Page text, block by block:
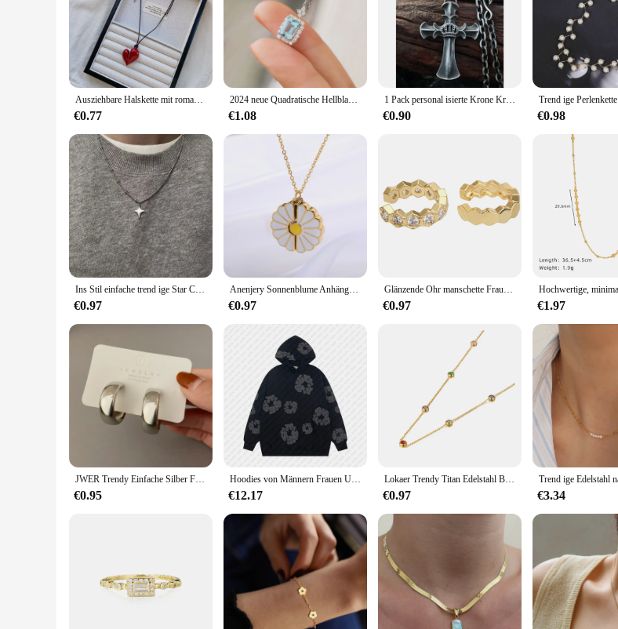
Ausziehbare Halskette mit romantischem Herz-Anhänger, Kordelzug, Vintage-Mode, Halsband, ästhetisches, unregelmäßiges Pullover-Ketten-Accessoire
€0.77
2024 neue Quadratische Hellblaue Zirkon Halskette frauen, Verlobung, Hochzeit Zubehör Brillante Anhänger Mode Schmuck
€1.08
1 Pack personal isierte Krone Kreuz Anhänger Kette Herren Retro Hip Hop Ins Mode Halskette trend ige Nische Party Accessoires Großhandel
€0.90 €0.98
Ins Stil einfache trend ige Star Choker Halskette Anhänger Halskette Pullover Kette für Frauen Männer Mode Party Schmuck Accessoires
€0.97
Anenjery Sonnenblume Anhänger Halskette für Frauen Mädchen trend ige Luxus kette Schmuck Geburtstag Geschenk Party Zubehör
€0.97
Glänzende Ohr manschette Frauen Boho glänzend Gold Farbe trendy neue französische Mode Reifen einfache Luxus Designer Y2k Schmuck Clip Ohrringe
€0.97 €1.97
JWER Trendy Einfache Silber Farbe Hoop Ohrringe Für Frauen Mädchen Kreis Runde Minimalistischen Ohrringe Party NEUE C-form Schmuck geschenke
€0.95
Hoodies von Männern Frauen Unisex Streetwear Vintage lässig weichen Pullover Sweatshirt Kapok Blumenmuster gedruckt y2k trend ige Kleidung
€12.17
Lokaer Trendy Titan Edelstahl Bunte CZ Kristall Halsband Halskette Böhmen Strand Anhänger Kette Schmuck Für Frauen N21196
€0.97 €3.34